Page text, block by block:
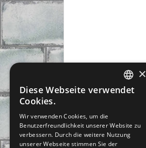
CZECH
GERMAN
×
Diese Webseite verwendet
Cookies.
Wir verwenden Cookies, um die
Benutzerfreundlichkeit unserer Website zu
verbessern. Durch die weitere Nutzung
unserer Webseite stimmen Sie der